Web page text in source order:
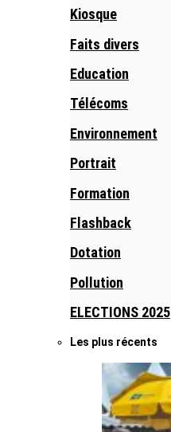
Kiosque
Faits divers
Education
Télécoms
Environnement
Portrait
Formation
Flashback
Dotation
Pollution
ELECTIONS 2025
Les plus récents